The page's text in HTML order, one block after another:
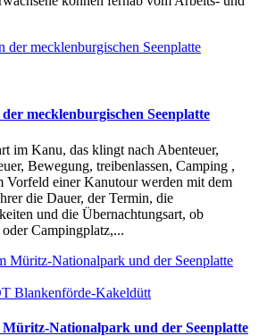
mecklenburgischen Seenplatte
im Kanu, das klingt nach Abenteuer,
Bewegung, treibenlassen, Camping ,
einer Kanutour werden mit dem
die Dauer, der Termin, die
und die Übernachtungsart, ob
Campingplatz,...
Blankenförde-Kakeldütt
Müritz-Nationalpark und der Seenplatte